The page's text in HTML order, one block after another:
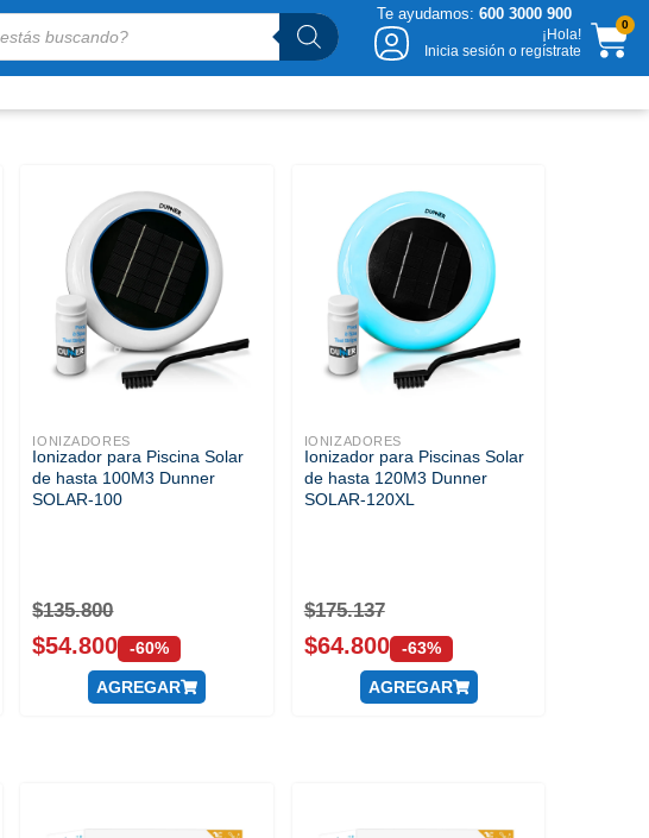
Te ayudamos: 600 3000 900
¡Hola!
Inicia sesión o regístrate
0
IONIZADORES
Ionizador para Piscina Solar
de hasta 100M3 Dunner
SOLAR-100
$135.800
$54.800 -60%
AGREGAR
IONIZADORES
Ionizador para Piscinas Solar
de hasta 120M3 Dunner
SOLAR-120XL
$175.137
$64.800 -63%
AGREGAR